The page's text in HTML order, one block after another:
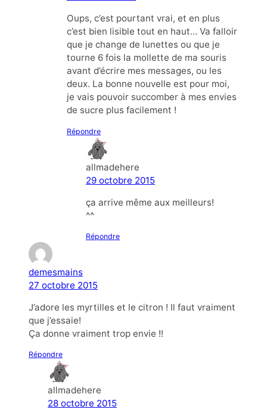
Oups, c’est pourtant vrai, et en plus
c’est bien lisible tout en haut… Va falloir
que je change de lunettes ou que je
tourne 6 fois la mollette de ma souris
avant d’écrire mes messages, ou les
deux. La bonne nouvelle est pour moi,
je vais pouvoir succomber à mes envies
de sucre plus facilement !
Répondre
allmadehere
29 octobre 2015
ça arrive même aux meilleurs!
^^
Répondre
demesmains
27 octobre 2015
J’adore les myrtilles et le citron ! Il faut vraiment
que j’essaie!
Ça donne vraiment trop envie !!
Répondre
allmadehere
28 octobre 2015